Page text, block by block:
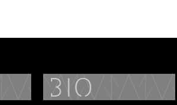
MUSIC VIDEO